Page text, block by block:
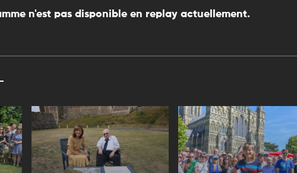
n'est pas disponible en replay actuellement.